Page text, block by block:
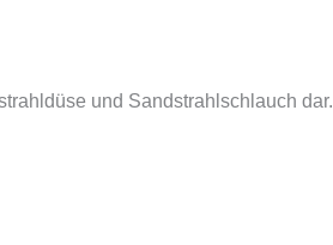
und Sandstrahlschlauch dar.